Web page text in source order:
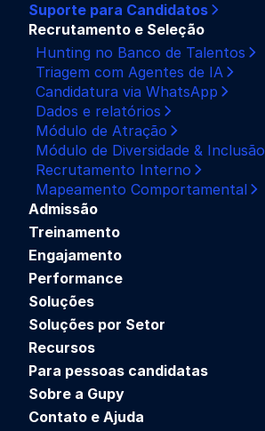
Suporte para Candidatos
Recrutamento e Seleção
Hunting no Banco de Talentos
Triagem com Agentes de IA
Candidatura via WhatsApp
Dados e relatórios
Módulo de Atração
Módulo de Diversidade & Inclusão
Recrutamento Interno
Mapeamento Comportamental
Admissão
Treinamento
Engajamento
Performance
Soluções
Soluções por Setor
Recursos
Para pessoas candidatas
Sobre a Gupy
Contato e Ajuda